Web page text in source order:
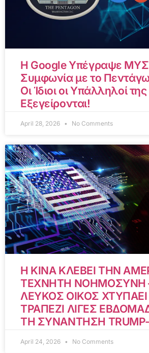
Η Google Υπέγραψε
Συμφωνία με το
Οι Ίδιοι οι Υπάλληλοί της
Εξεγείρονται!
April 28, 2026 No Comments
Η ΚΙΝΑ ΚΛΕΒΕΙ ΤΗΝ
ΤΕΧΝΗΤΗ ΝΟΗΜΟΣΥΝΗ
ΛΕΥΚΟΣ ΟΙΚΟΣ
ΤΡΑΠΕΖΙ ΛΙΓΕΣ
ΤΗ ΣΥΝΑΝΤΗΣΗ
April 24, 2026 No Comments